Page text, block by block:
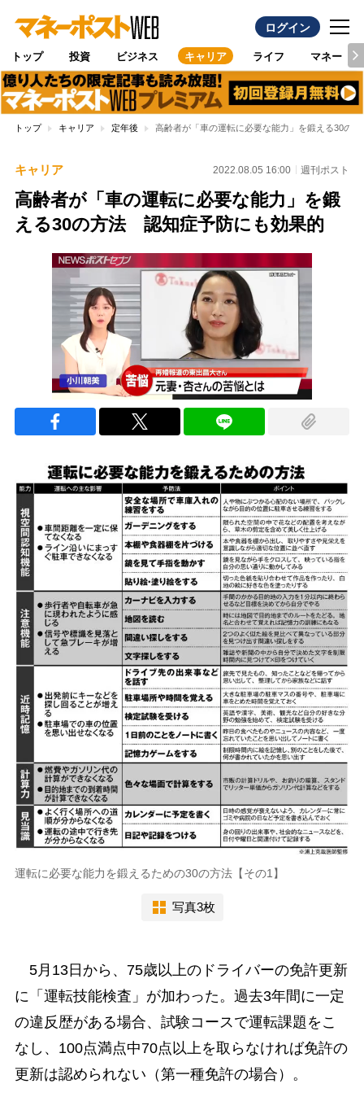
ログイン
トップ 投資 ビジネス キャリア ライフ マネー
トップ キャリア 定年後 高齢者が「車の運転に必要な能力」を鍛える30の
キャリア 2022.08.05 16:00 週刊ポスト
高齢者が「車の運転に必要な能力」を鍛
える30の方法 認知症予防にも効果的
運転に必要な能力を鍛えるための30の方法【その1】
写真3枚
5月13日から、75歳以上のドライバーの免許更新
に「運転技能検査」が加わった。過去3年間に一定
の違反歴がある場合、試験コースで運転課題をこ
なし、100点満点中70点以上を取らなければ免許の
更新は認められない（第一種免許の場合）。